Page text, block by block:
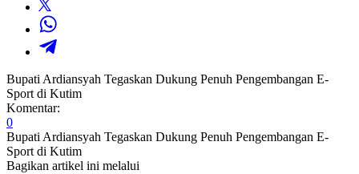
Bupati Ardiansyah Tegaskan Dukung Penuh Pengembangan E-
Sport di Kutim
Komentar:
0
Bupati Ardiansyah Tegaskan Dukung Penuh Pengembangan E-
Sport di Kutim
Bagikan artikel ini melalui